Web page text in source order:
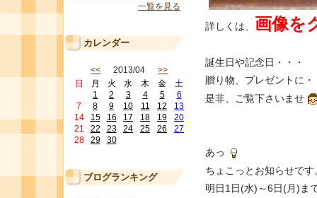
詳しくは、 画像を
誕生日や記念日・・・
贈り物、プレゼントに
是非、ご覧下さいませ
あっ
ちょこっとお知らせです
明日1日(水)～6日(月)ま
一覧を見る
カレンダー
<< 2013/04 >>
日
月 火 水 木 金
土
1
2 3 4 5
6
7
8 9 10 11 12
13
14
15 16 17 18 19
20
21
22 23 24 25 26
27
28
29 30
ブログランキング